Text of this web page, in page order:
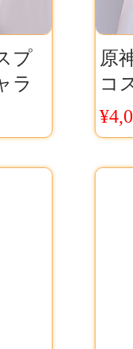
プ
ラ
熱
送
原
コ
ラ
サ